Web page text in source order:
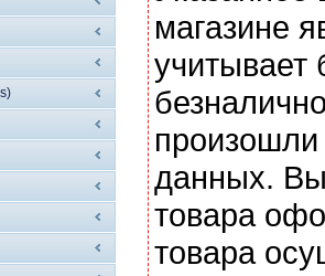
магазине
учитывает
данных. Вы
товара
товара